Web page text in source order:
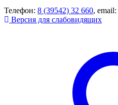
Телефон: 8 (39542) 32 660, email:
Версия для слабовидящих